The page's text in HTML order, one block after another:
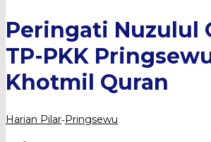
Peringati Nuzulul
TP-PKK
Khotmil Quran
Harian Pilar-Pringsewu